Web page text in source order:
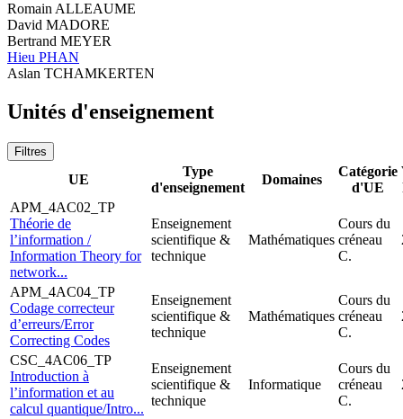
Romain ALLEAUME
David MADORE
Bertrand MEYER
Hieu PHAN
Aslan TCHAMKERTEN
Unités d'enseignement
Filtres
UE
Type
d'enseignement
Domaines
Catégorie
d'UE
APM_4AC02_TP
Théorie de
l’information /
Information Theory for
network...
Enseignement
scientifique &
technique
Mathématiques
Cours du
créneau
C.
APM_4AC04_TP
Codage correcteur
d’erreurs/Error
Correcting Codes
Enseignement
scientifique &
technique
Mathématiques
Cours du
créneau
C.
CSC_4AC06_TP
Introduction à
l’information et au
calcul quantique/Intro...
Enseignement
scientifique &
technique
Informatique
Cours du
créneau
C.